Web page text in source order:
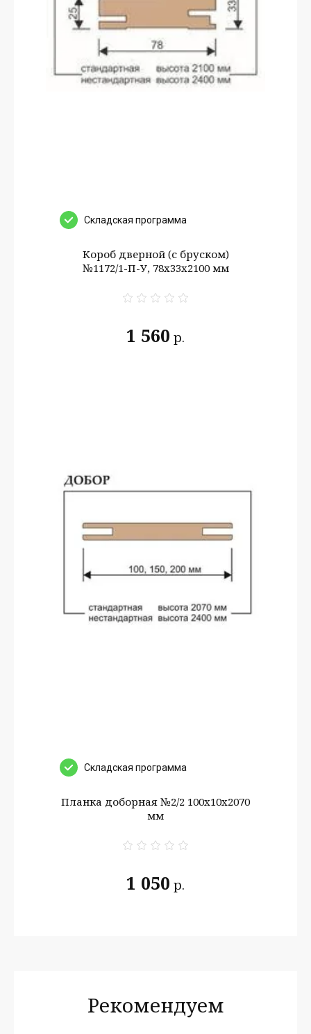
Рекомендуем
Cкладская программа
Короб дверной (с бруском)
№1172/1-П-У, 78х33х2100 мм
1 560 р.
Cкладская программа
Планка доборная №2/2 100х10х2070
мм
1 050 р.